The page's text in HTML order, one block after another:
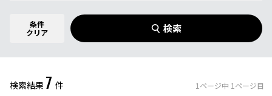
商品名
イラストレーター
レアリティ 0件選択中
条件
クリア
検索
検索結果 7 件 1 ページ中 1 ページ目